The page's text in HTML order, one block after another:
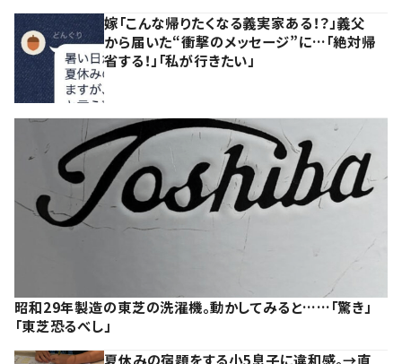
嫁「こんな帰りたくなる義実家ある！？」義父
から届いた“衝撃のメッセージ”に…「絶対帰
省する！」「私が行きたい」
昭和29年製造の東芝の洗濯機。動かしてみると……「驚き」
「東芝恐るべし」
夏休みの宿題をする小5息子に違和感。→直